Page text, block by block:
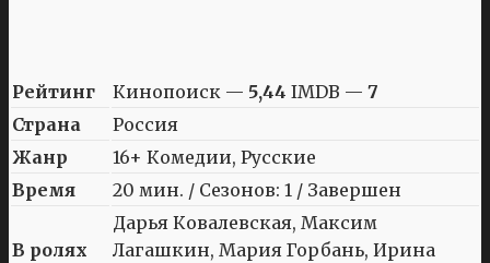
Рейтинг Кинопоиск — 5,44 IMDB — 7
Страна
Россия
Жанр
16+ Комедии, Русские
Время
20 мин. / Сезонов: 1 / Завершен
В ролях
Дарья Ковалевская, Максим
Лагашкин, Мария Горбань, Ирина